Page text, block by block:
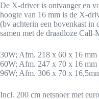
De X-driver is ontvanger en
hoogte van 16 mm is de X-
(bv achterin een bovenkast
samen met de draadloze Call-
30W; Afm. 218 x 60 x 16 mm
60W; Afm. 247 x 70 x 16 mm
96W; Afm. 306 x 70 x
Incl. 200 cm netsnoer met